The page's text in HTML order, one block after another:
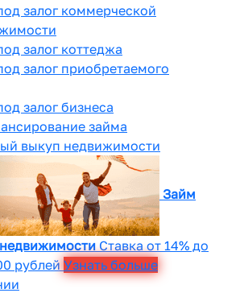
залог коммерческой
залог коттеджа
залог приобретаемого
залог бизнеса
займа
выкуп недвижимости
Займ
Ставка от 14% до
рублей Узнать больше